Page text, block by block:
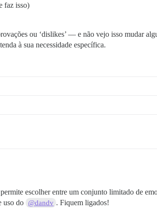
faz isso)
ou ‘dislikes’ — e não vejo isso mudar
à sua necessidade específica.
escolher entre um conjunto limitado de
uso do @dandv . Fiquem ligados!